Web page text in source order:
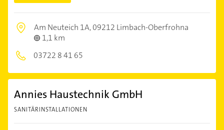
Am Neuteich 1A,09212 Limbach-Oberfrohna
1,1 km
03722 8 41 65
Annies Haustechnik GmbH
SANITÄRINSTALLATIONEN